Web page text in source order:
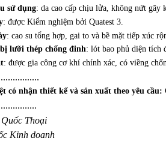
sử dụng: da cao cấp chịu lửa, không nứt gãy
: được Kiểm nghiệm bởi Quatest 3.
: cao su tổng hợp, gai to và bề mặt tiếp xúc
lưỡi thép chống đinh: lót bao phủ diện tích
: được gia công cơ khí chính xác, có viềng
có nhận thiết kế và sản xuất theo yêu cầu:
Thoại
Kinh doanh